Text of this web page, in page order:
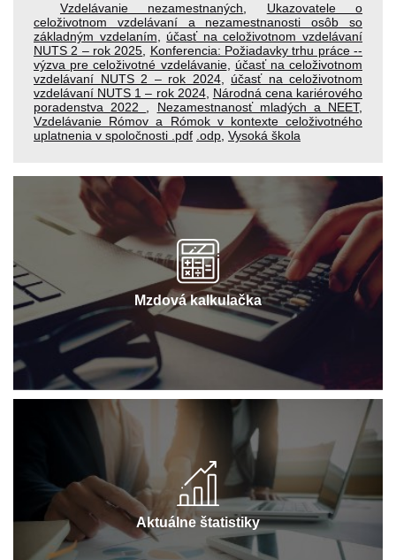
Vzdelávanie nezamestnaných
Ukazovatele o
celoživotnom vzdelávaní a nezamestnanosti osôb so
základným vzdelaním
účasť na celoživotnom vzdelávaní
NUTS 2 – rok 2025
Konferencia: Požiadavky trhu práce -­
výzva pre celoživotné vzdelávanie, účasť na celoživotnom
vzdelávaní NUTS 2 – rok 2024, účasť na celoživotnom
vzdelávaní NUTS 1 – rok 2024, Národná cena kariérového
poradenstva 2022
Nezamestnanosť mladých a NEET,
Vzdelávanie Rómov a Rómok v kontexte celoživotného
uplatnenia v spoločnosti .pdf .odp Vysoká škola
Mzdová kalkulačka
Aktuálne štatistiky